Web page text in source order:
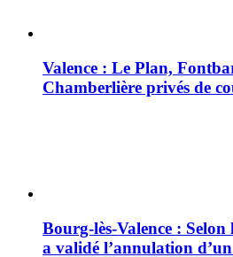
Valence : Le Plan,
Chamberlière privés de
Bourg-lès-Valence :
a validé l’annulation